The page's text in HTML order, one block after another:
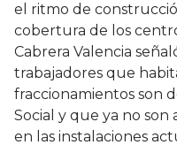
el ritmo de
cobertura de los
Cabrera Valencia
trabajadores que
fraccionamientos son
Social y que ya no
en las instalaciones